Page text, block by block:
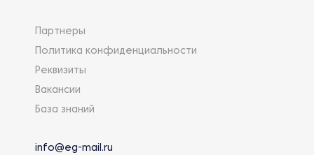
Партнеры
Политика конфиденциальности
Реквизиты
Вакансии
База знаний
info@eg-mail.ru